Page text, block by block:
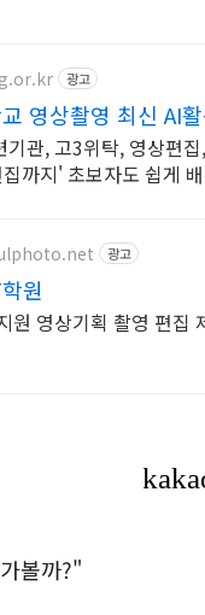
광고
영상촬영 최신 AI
기관, 고3위탁, 영상편
까지' 초보자도 쉽게
광고
원
원 영상기획 촬영 편집
볼까?"